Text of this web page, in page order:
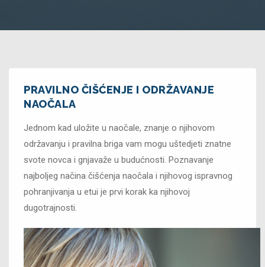
PRAVILNO ČIŠĆENJE I ODRŽAVANJE
NAOČALA
Jednom kad uložite u naočale, znanje o njihovom
održavanju i pravilna briga vam mogu uštedjeti znatne
svote novca i gnjavaže u budućnosti. Poznavanje
najboljeg načina čišćenja naočala i njihovog ispravnog
pohranjivanja u etui je prvi korak ka njihovoj
dugotrajnosti.